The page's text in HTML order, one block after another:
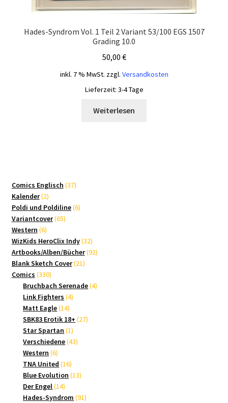
Hades-Syndrom Vol. 1 Teil 2 Variant 53/100 EGS 1507
Grading 10.0
50,00 €
inkl. 7 % MwSt. zzgl. Versandkosten
Lieferzeit: 3-4 Tage
Weiterlesen
Comics Englisch 3737
Kalender 22
Produkte
Poldi und Poldiline 66
Variantcover 6565
Western 66
Produkte
WizKids HeroClix Indy 3232
Produkte
Artbooks/Alben/Bücher 9292
Blank Sketch Cover 2121
Comics 330330
Produkte
Bruchbach Serenade 44
Link Fighters 44
Matt Eagle 1414
Produkte
SBK83 Erotik 18+ 2727
Star Spartan 11
Produkt
Verschiedene 4343
Western 66
Produkte
TNA United 1616
Produkte
Blue Evolution 1313
Der Engel 1414
Produkte
Hades-Syndrom 9191